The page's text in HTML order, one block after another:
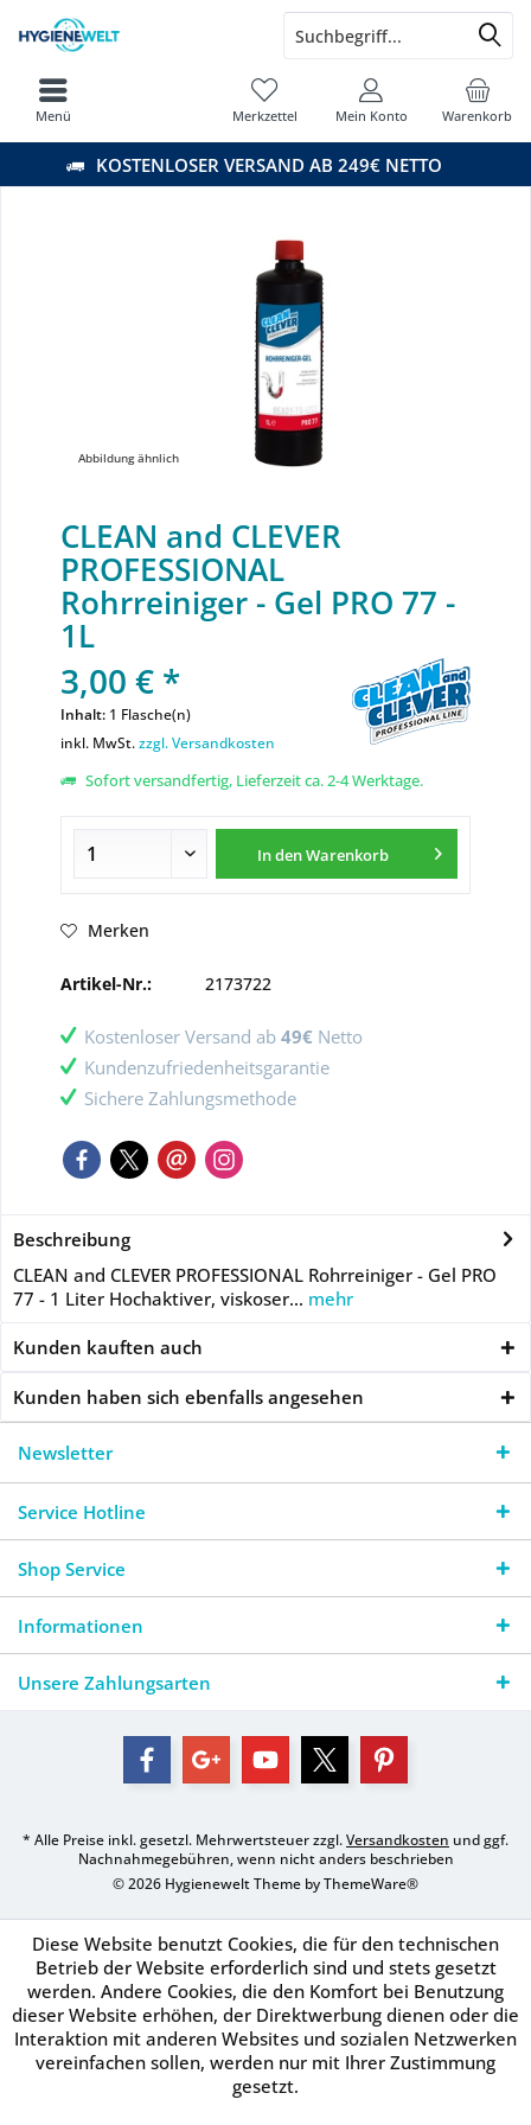
KOSTENLOSER VERSAND AB 249€ NETTO
Warenkorb
Merkzettel Mein Konto
Menü
Abbildung ähnlich
CLEAN and CLEVER
PROFESSIONAL
Rohrreiniger - Gel PRO 77 -
1L
3,00 € *
Inhalt: 1 Flasche(n)
inkl. MwSt.zzgl. Versandkosten
Sofort versandfertig, Lieferzeit ca. 2-4 Werktage.
In denWarenkorb
Merken
Artikel-Nr.: 2173722
Kostenloser Versand ab 49€ Netto
Kundenzufriedenheitsgarantie
Sichere Zahlungsmethode
Beschreibung
CLEAN and CLEVER PROFESSIONAL Rohrreiniger - Gel PRO
77 - 1 Liter Hochaktiver, viskoser... mehr
Kunden kauften auch
Kunden haben sich ebenfalls angesehen
Newsletter
Service Hotline
Shop Service
Informationen
Unsere Zahlungsarten
* Alle Preise inkl. gesetzl. Mehrwertsteuer zzgl.Versandkosten und ggf.
Nachnahmegebühren, wenn nicht anders beschrieben
© 2026 Hygienewelt Theme byThemeWare®
Diese Website benutzt Cookies, die für den technischen
Betrieb der Website erforderlich sind und stets gesetzt
werden. Andere Cookies, die den Komfort bei Benutzung
dieser Website erhöhen, der Direktwerbung dienen oder die
Interaktion mit anderen Websites und sozialen Netzwerken
vereinfachen sollen, werden nur mit Ihrer Zustimmung
gesetzt.